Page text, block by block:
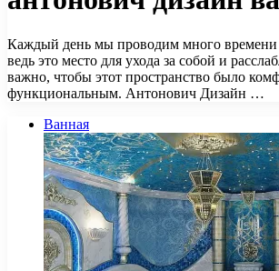
Каждый день мы проводим много времени
ведь это место для ухода за собой и
важно, чтобы этот пространство было
функциональным. Антонович Дизайн …
Ванная